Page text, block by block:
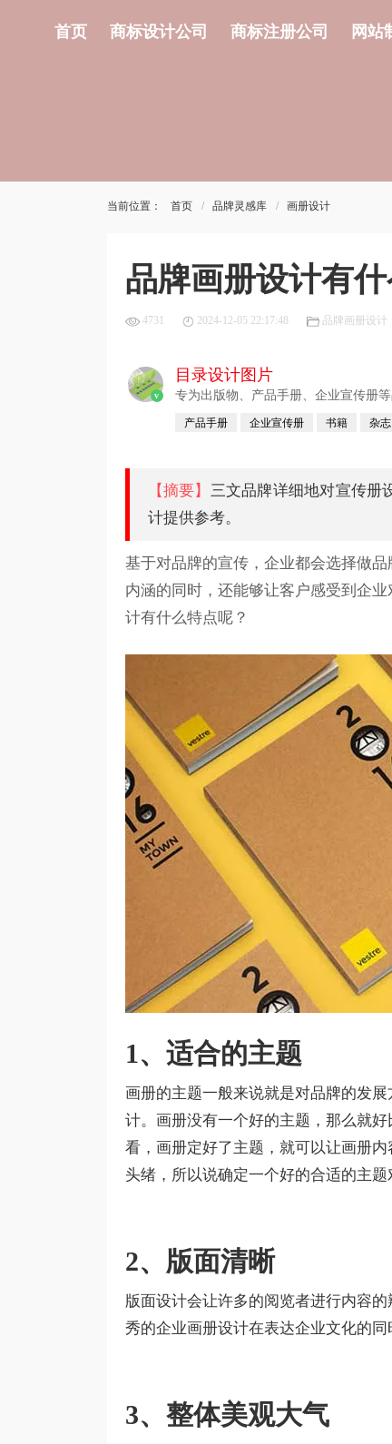
首页 商标设计公司 商标注册公司 网站
当前位置： 首页 品牌灵感库 画册设计
品牌画册设计有
4731 2024-12-05 22:17:48 品牌画册设计
v
目录设计图片
专为出版物、产品手册、企业宣传册
产品手册 企业宣传册 书籍 杂志
【摘要】 三文品牌详细地对宣传册
计提供参考。
基于对品牌的宣传，企业都会选择做品
内涵的同时，还能够让客户感受到企
计有什么特点呢？
1、适合的主题
画册的主题一般来说就是对品牌的发
计。画册没有一个好的主题，那么就
看，画册定好了主题，就可以让画册
头绪，所以说确定一个好的合适的主题
2、版面清晰
版面设计会让许多的阅览者进行内容
秀的企业画册设计在表达企业文化的
3、整体美观大气